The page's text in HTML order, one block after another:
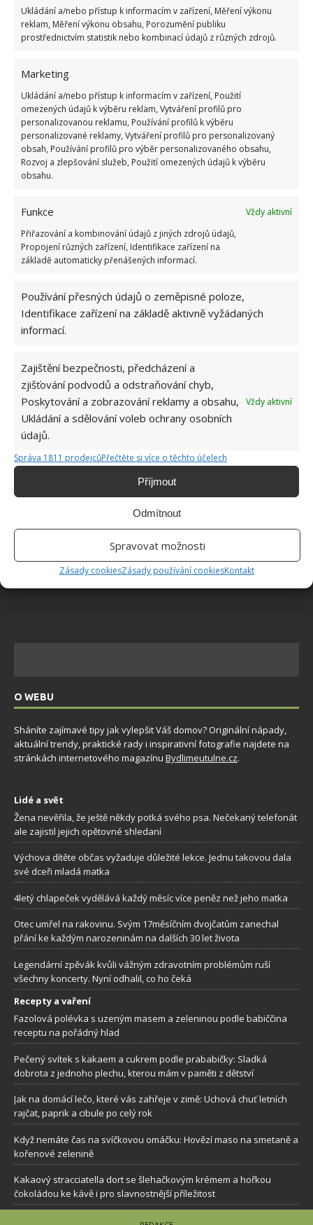
Ukládání a/nebo přístup k informacím v zařízení, Měření výkonu
reklam, Měření výkonu obsahu, Porozumění publiku
prostřednictvím statistik nebo kombinací údajů z různých zdrojů.
Marketing
Ukládání a/nebo přístup k informacím v zařízení, Použití
omezených údajů k výběru reklam, Vytváření profilů pro
personalizovanou reklamu, Používání profilů k výběru
personalizované reklamy, Vytváření profilů pro personalizovaný
obsah, Používání profilů pro výběr personalizovaného obsahu,
Rozvoj a zlepšování služeb, Použití omezených údajů k výběru
obsahu.
Funkce
Vždy aktivní
Přiřazování a kombinování údajů z jiných zdrojů údajů,
Propojení různých zařízení, Identifikace zařízení na
základě automaticky přenášených informací.
Používání přesných údajů o zeměpisné poloze,
Identifikace zařízení na základě aktivně vyžádaných
informací.
Zajištění bezpečnosti, předcházení a
zjišťování podvodů a odstraňování chyb,
Poskytování a zobrazování reklamy a obsahu,
Ukládání a sdělování voleb ochrany osobních
údajů.
Vždy aktivní
Správa 1811 prodejcůPřečtěte si více o těchto účelech
Příjmout
Odmítnout
Spravovat možnosti
Zásady cookiesZásady používání cookiesKontakt
Kvíz na téma pionýrské tábory za socialismu:
Test znalostí o každodenní realitě za
komunismu: 10 retro otázek ukáže, kdo má
dobrý přehled
23.6.2026
6.5.2026
Mouchy raději poletí o domácnost dále. Kromě
chemikálií je odpudí i citron s hřebíčkem
8.8.2026
problém. Pomůže i zatemňování a načasované
větrání
fantasticky
8.8.2026
O WEBU
Sháníte zajímavé tipy jak vylepšit Váš domov? Originální nápady,
aktuální trendy, praktické rady i inspirativní fotografie najdete na
stránkách internetového magazínu Bydlimeutulne.cz.
Lidé a svět
Žena nevěřila, že ještě někdy potká svého psa. Nečekaný telefonát
ale zajistil jejich opětovné shledaní
Výchova dítěte občas vyžaduje důležité lekce. Jednu takovou dala
své dceři mladá matka
4letý chlapeček vydělává každý měsíc více peněz než jeho matka
Otec umřel na rakovinu. Svým 17měsíčním dvojčatům zanechal
přání ke každým narozeninám na dalších 30 let života
Legendární zpěvák kvůli vážným zdravotním problémům ruší
všechny koncerty. Nyní odhalil, co ho čeká
Recepty a vaření
Fazolová polévka s uzeným masem a zeleninou podle babiččina
receptu na pořádný hlad
Pečený svítek s kakaem a cukrem podle prababičky: Sladká
dobrota z jednoho plechu, kterou mám v paměti z dětství
Jak na domácí lečo, které vás zahřeje v zimě: Uchová chuť letních
rajčat, paprik a cibule po celý rok
Když nemáte čas na svíčkovou omáčku: Hovězí maso na smetaně a
kořenové zelenině
Kakaový stracciatella dort se šlehačkovým krémem a hořkou
čokoládou ke kávě i pro slavnostnější příležitost